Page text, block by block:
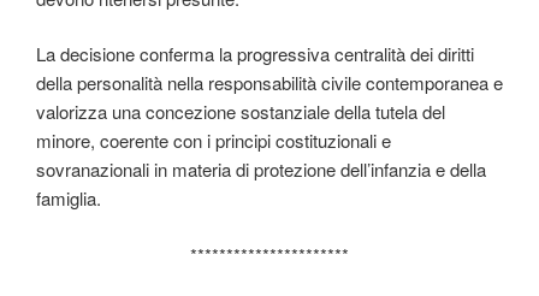
La decisione conferma la progressiva centralità dei diritti
della personalità nella responsabilità civile contemporanea e
valorizza una concezione sostanziale della tutela del
minore, coerente con i principi costituzionali e
sovranazionali in materia di protezione dell’infanzia e della
famiglia.
**********************